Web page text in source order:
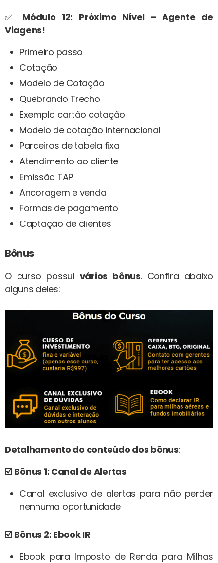
✅ Módulo 12: Próximo Nível – Agente de
Viagens!
Primeiro passo
Cotação
Modelo de Cotação
Quebrando Trecho
Exemplo cartão cotação
Modelo de cotação internacional
Parceiros de tabela fixa
Atendimento ao cliente
Emissão TAP
Ancoragem e venda
Formas de pagamento
Captação de clientes
Bônus
O curso possui vários bônus. Confira abaixo
alguns deles:
Detalhamento do conteúdo dos bônus:
☑️ Bônus 1: Canal de Alertas
Canal exclusivo de alertas para não perder
nenhuma oportunidade
☑️ Bônus 2: Ebook IR
Ebook para Imposto de Renda para Milhas